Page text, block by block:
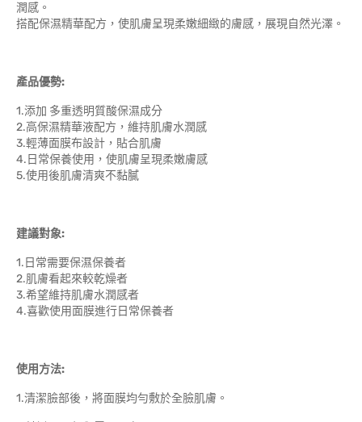
潤感。
搭配保濕精華配方，使肌膚呈現柔嫩細緻的膚感，展現自然光澤。
產品優勢:
1.添加 多重透明質酸保濕成分
2.高保濕精華液配方，維持肌膚水潤感
3.輕薄面膜布設計，貼合肌膚
4.日常保養使用，使肌膚呈現柔嫩膚感
5.使用後肌膚清爽不黏膩
建議對象:
1.日常需要保濕保養者
2.肌膚看起來較乾燥者
3.希望維持肌膚水潤感者
4.喜歡使用面膜進行日常保養者
使用方法:
1.清潔臉部後，將面膜均勻敷於全臉肌膚。